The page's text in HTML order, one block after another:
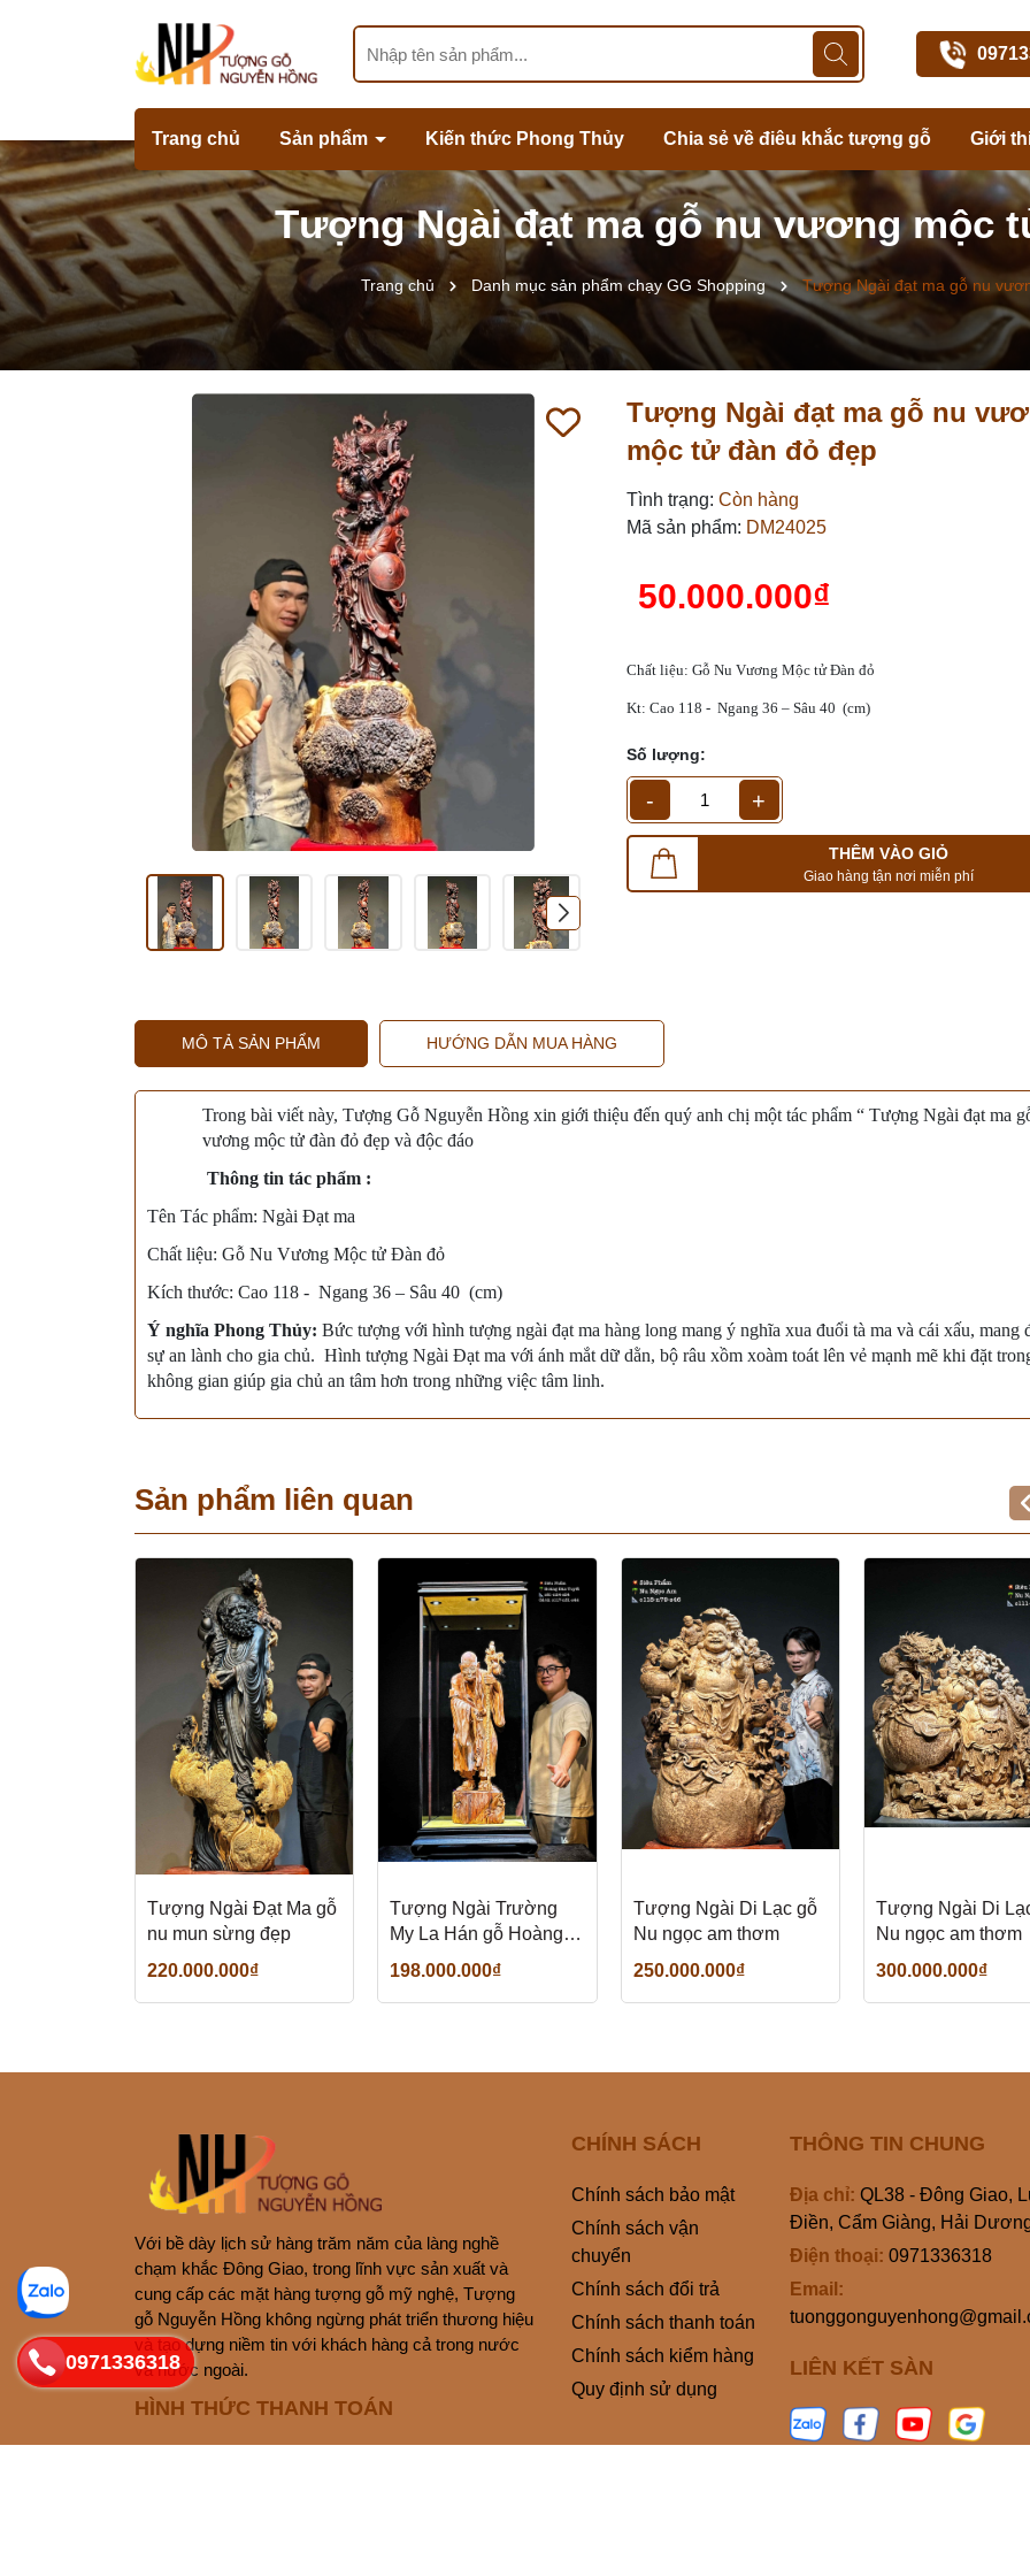
Trang chủ Sản phẩm Kiến thức Phong Thủy Chia sẻ về điêu khắc tượng gỗ Giới
Tượng Ngài đạt ma gỗ nu vương mộc
Trang chủ Danh mục sản phẩm chạy GG Shopping Tượng Ngài đạt ma gỗ nu
Tượng Ngài đạt ma gỗ nu
mộc tử đàn đỏ đẹp
Tình trạng: Còn hàng
Mã sản phẩm: DM24025
50.000.000₫
Chất liệu: Gỗ Nu Vương Mộc tử Đàn đỏ
Kt: Cao 118 - Ngang 36 – Sâu 40 (cm)
Số lượng:
- +
THÊM VÀO GIỎ
Giao hàng tận nơi miễn phí
MÔ TẢ SẢN PHẨM HƯỚNG DẪN MUA HÀNG
Trong bài viết này, Tượng Gỗ Nguyễn Hồng xin giới thiệu đến quý anh chị một tác phẩm “ Tượng Ngài đạt ma
vương mộc tử đàn đỏ đẹp và độc đáo
Thông tin tác phẩm :
Tên Tác phẩm: Ngài Đạt ma
Chất liệu: Gỗ Nu Vương Mộc tử Đàn đỏ
Kích thước: Cao 118 - Ngang 36 – Sâu 40 (cm)
Ý nghĩa Phong Thủy: Bức tượng với hình tượng ngài đạt ma hàng long mang ý nghĩa xua đuổi tà ma và cái xấu, mang
sự an lành cho gia chủ. Hình tượng Ngài Đạt ma với ánh mắt dữ dằn, bộ râu xồm xoàm toát lên vẻ mạnh mẽ khi đặt
không gian giúp gia chủ an tâm hơn trong những việc tâm linh.
Sản phẩm liên quan
Tượng Ngài Đạt Ma gỗ
nu mun sừng đẹp
220.000.000₫
Tượng Ngài Trường
My La Hán gỗ Hoàng
Đàn đẹp
198.000.000₫
Tượng Ngài Di Lạc gỗ
Nu ngọc am thơm
250.000.000₫
Tượng Ngài Di
Nu ngọc am thơm
300.000.000₫
Với bề dày lịch sử hàng trăm năm của làng nghề
chạm khắc Đông Giao, trong lĩnh vực sản xuất và
cung cấp các mặt hàng tượng gỗ mỹ nghệ, Tượng
gỗ Nguyễn Hồng không ngừng phát triển thương hiệu
và tạo dựng niềm tin với khách hàng cả trong nước
và nước ngoài.
HÌNH THỨC THANH TOÁN
CHÍNH SÁCH
Chính sách bảo mật
Chính sách vận
chuyển
Chính sách đổi trả
Chính sách thanh toán
Chính sách kiểm hàng
Quy định sử dụng
THÔNG TIN CHUNG
Địa chỉ: QL38 - Đông Giao,
Điền, Cẩm Giàng, Hải
Điện thoại: 0971336318
Email:
LIÊN KẾT SÀN
0971336318